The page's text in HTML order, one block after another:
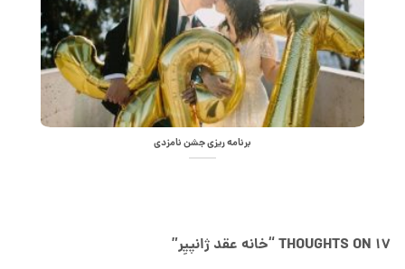
برنامه ریزی جشن نامزدی
17 THOUGHTS ON “ خانه عقد ژانپیِر”